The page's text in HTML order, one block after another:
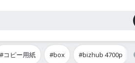
#コピー用紙 #box #bizhub 4700p